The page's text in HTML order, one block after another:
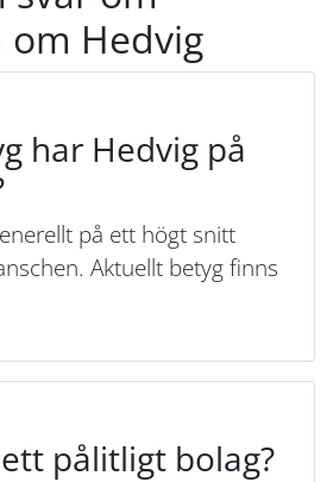
Hedvig
har Hedvig på
på ett högt snitt
Aktuellt betyg finns
pålitligt bolag?